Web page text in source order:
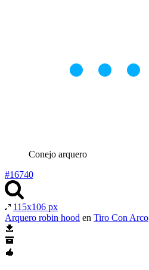
Conejo arquero
#16740
115x106 px
Arquero robin hood en Tiro Con Arco